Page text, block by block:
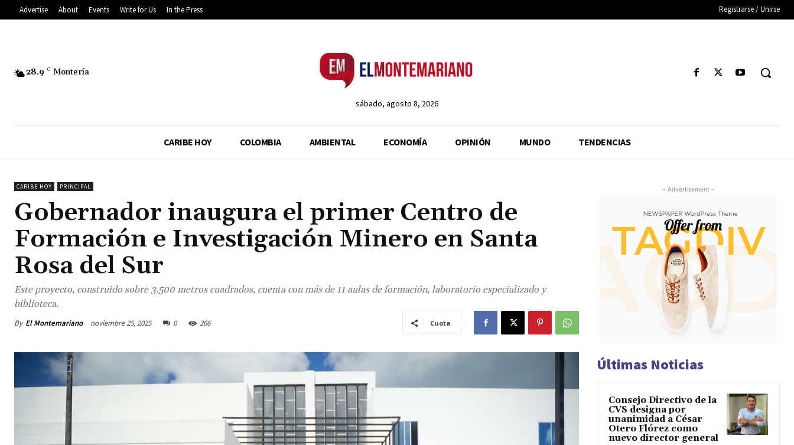
Advertise About Events Write for Us In the Press Registrarse / Unirse
28.9 C Montería
sábado, agosto 8, 2026
CARIBE HOY COLOMBIA AMBIENTAL ECONOMÍA OPINIÓN MUNDO TENDENCIAS
CARIBE HOY PRINCIPAL
Gobernador inaugura el primer Centro de
Formación e Investigación Minero en Santa
Rosa del Sur
Este proyecto, construido sobre 3.500 metros cuadrados, cuenta con más de 11 aulas de formación, laboratorio especializado y
biblioteca.
By El Montemariano noviembre 25, 2025 0 266 Cuota
- Advertisement -
Últimas Noticias
Consejo Directivo de la
CVS designa por
unanimidad a César
Otero Flórez como
nuevo director general